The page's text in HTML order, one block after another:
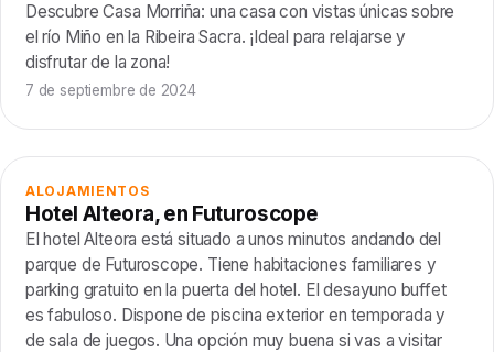
Descubre Casa Morriña: una casa con vistas únicas sobre
el río Miño en la Ribeira Sacra. ¡Ideal para relajarse y
disfrutar de la zona!
7 de septiembre de 2024
ALOJAMIENTOS
Hotel Alteora, en Futuroscope
El hotel Alteora está situado a unos minutos andando del
parque de Futuroscope. Tiene habitaciones familiares y
parking gratuito en la puerta del hotel. El desayuno buffet
es fabuloso. Dispone de piscina exterior en temporada y
de sala de juegos. Una opción muy buena si vas a visitar